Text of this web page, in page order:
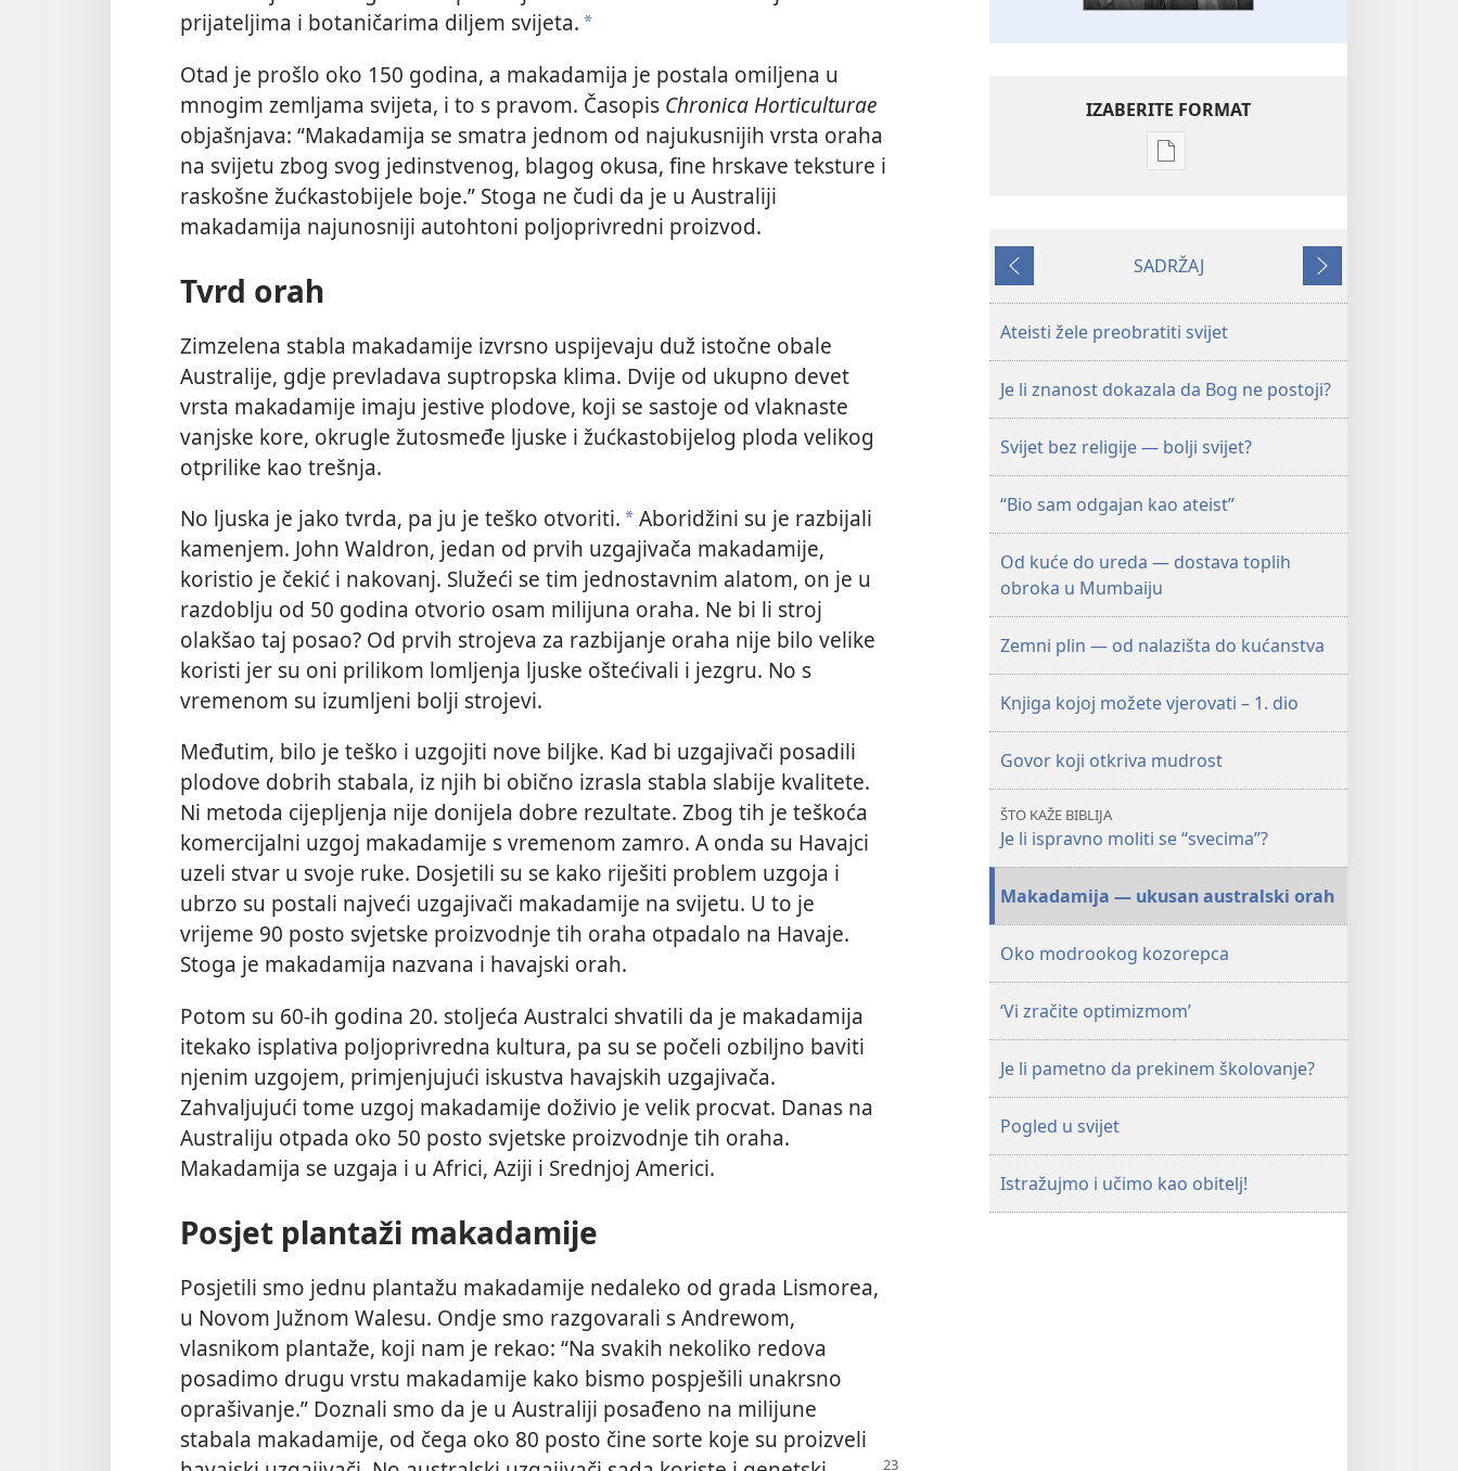
prijateljima i botaničarima diljem svijeta. *
Otad je prošlo oko 150 godina, a makadamija je postala omiljena u
mnogim zemljama svijeta, i to s pravom. Časopis Chronica Horticulturae
objašnjava: “Makadamija se smatra jednom od najukusnijih vrsta oraha
na svijetu zbog svog jedinstvenog, blagog okusa, fine hrskave teksture i
raskošne žućkastobijele boje.” Stoga ne čudi da je u Australiji
makadamija najunosniji autohtoni poljoprivredni proizvod.
Tvrd orah
Zimzelena stabla makadamije izvrsno uspijevaju duž istočne obale
Australije, gdje prevladava suptropska klima. Dvije od ukupno devet
vrsta makadamije imaju jestive plodove, koji se sastoje od vlaknaste
vanjske kore, okrugle žutosmeđe ljuske i žućkastobijelog ploda velikog
otprilike kao trešnja.
No ljuska je jako tvrda, pa ju je teško otvoriti. * Aboridžini su je razbijali
kamenjem. John Waldron, jedan od prvih uzgajivača makadamije,
koristio je čekić i nakovanj. Služeći se tim jednostavnim alatom, on je u
razdoblju od 50 godina otvorio osam milijuna oraha. Ne bi li stroj
olakšao taj posao? Od prvih strojeva za razbijanje oraha nije bilo velike
koristi jer su oni prilikom lomljenja ljuske oštećivali i jezgru. No s
vremenom su izumljeni bolji strojevi.
Međutim, bilo je teško i uzgojiti nove biljke. Kad bi uzgajivači posadili
plodove dobrih stabala, iz njih bi obično izrasla stabla slabije kvalitete.
Ni metoda cijepljenja nije donijela dobre rezultate. Zbog tih je teškoća
komercijalni uzgoj makadamije s vremenom zamro. A onda su Havajci
uzeli stvar u svoje ruke. Dosjetili su se kako riješiti problem uzgoja i
ubrzo su postali najveći uzgajivači makadamije na svijetu. U to je
vrijeme 90 posto svjetske proizvodnje tih oraha otpadalo na Havaje.
Stoga je makadamija nazvana i havajski orah.
Potom su 60-ih godina 20. stoljeća Australci shvatili da je makadamija
itekako isplativa poljoprivredna kultura, pa su se počeli ozbiljno baviti
njenim uzgojem, primjenjujući iskustva havajskih uzgajivača.
Zahvaljujući tome uzgoj makadamije doživio je velik procvat. Danas na
Australiju otpada oko 50 posto svjetske proizvodnje tih oraha.
Makadamija se uzgaja i u Africi, Aziji i Srednjoj Americi.
Posjet plantaži makadamije
Posjetili smo jednu plantažu makadamije nedaleko od grada Lismorea,
u Novom Južnom Walesu. Ondje smo razgovarali s Andrewom,
vlasnikom plantaže, koji nam je rekao: “Na svakih nekoliko redova
posadimo drugu vrstu makadamije kako bismo pospješili unakrsno
oprašivanje.” Doznali smo da je u Australiji posađeno na milijune
stabala makadamije, od čega oko 80 posto čine sorte koje su proizveli
IZABERITE FORMAT
Postavke
PROBUDITE
studeni 2010.
Prethodno
SADRŽAJ
Sljedeće
Ateisti žele preobratiti svijet
Je li znanost dokazala da Bog ne postoji?
Svijet bez religije — bolji svijet?
“Bio sam odgajan kao ateist”
Od kuće do ureda — dostava toplih
obroka u Mumbaiju
Zemni plin — od nalazišta do kućanstva
Knjiga kojoj možete vjerovati – 1. dio
Govor koji otkriva mudrost
ŠTO KAŽE BIBLIJA
Je li ispravno moliti se “svecima”?
Makadamija — ukusan australski orah
Oko modrookog kozorepca
‘Vi zračite optimizmom’
Je li pametno da prekinem školovanje?
Pogled u svijet
Istražujmo i učimo kao obitelj!